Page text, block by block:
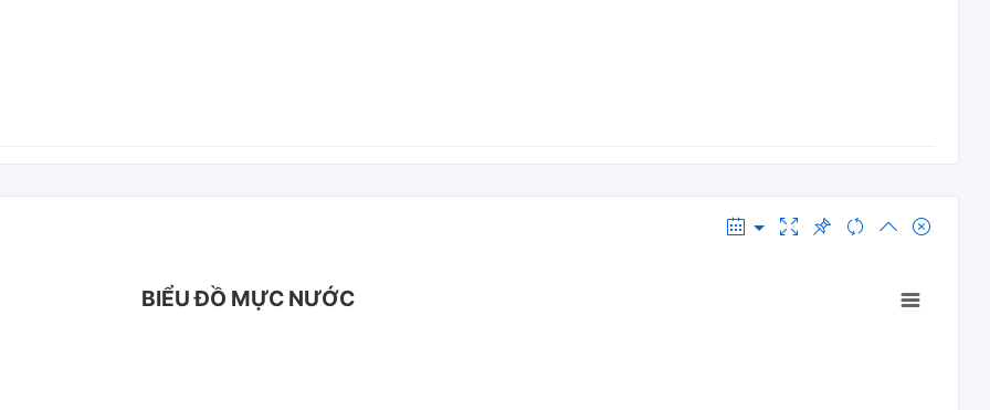
BIỂU ĐỒ MỰC NƯỚC